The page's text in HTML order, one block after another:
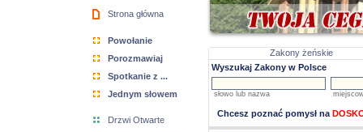
Strona główna
Powołanie
Porozmawiaj
Spotkanie z ...
Jednym słowem
Drzwi Otwarte
Zakony żeńskie
Wyszukaj Zakony w Polsce
słowo lub nazwa
Chcesz poznać pomysł na